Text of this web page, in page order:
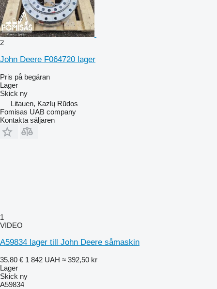
2
John Deere F064720 lager
Pris på begäran
Lager
Skick ny
Litauen, Kazlų Rūdos
Fomisas UAB company
Kontakta säljaren
1
VIDEO
A59834 lager till John Deere såmaskin
35,80 € 1 842 UAH ≈ 392,50 kr
Lager
Skick ny
A59834